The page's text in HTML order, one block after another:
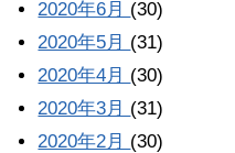
2020年6月 (30)
2020年5月 (31)
2020年4月 (30)
2020年3月 (31)
2020年2月 (30)